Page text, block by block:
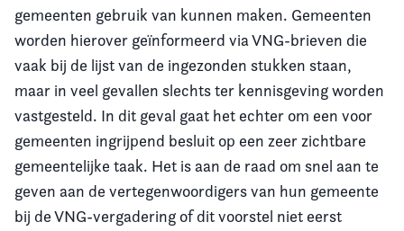
gemeenten gebruik van kunnen maken. Gemeenten
worden hierover geïnformeerd via VNG-brieven die
vaak bij de lijst van de ingezonden stukken staan,
maar in veel gevallen slechts ter kennisgeving worden
vastgesteld. In dit geval gaat het echter om een voor
gemeenten ingrijpend besluit op een zeer zichtbare
gemeentelijke taak. Het is aan de raad om snel aan te
geven aan de vertegenwoordigers van hun gemeente
bij de VNG-vergadering of dit voorstel niet eerst